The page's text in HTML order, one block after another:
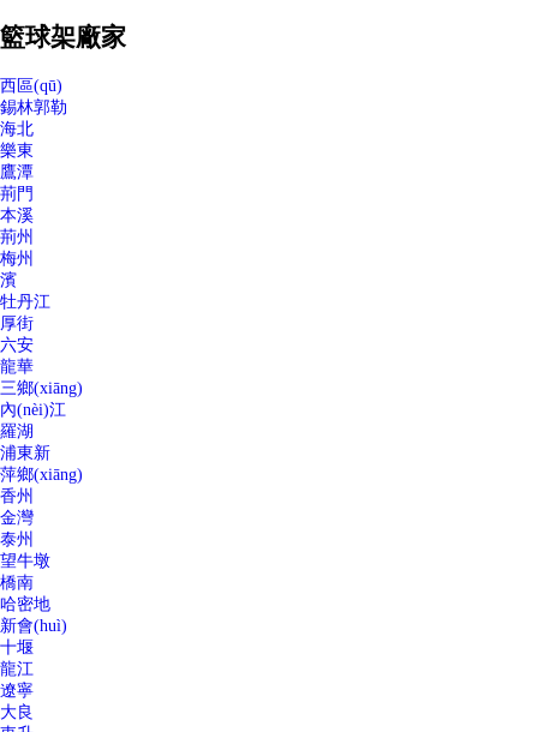
籃球架廠家
西區(qū)
錫林郭勒
海北
樂東
鷹潭
荊門
本溪
荊州
梅州
濱
牡丹江
厚街
六安
龍華
三鄉(xiāng)
內(nèi)江
羅湖
浦東新
萍鄉(xiāng)
香州
金灣
泰州
望牛墩
橋南
哈密地
新會(huì)
十堰
龍江
遼寧
大良